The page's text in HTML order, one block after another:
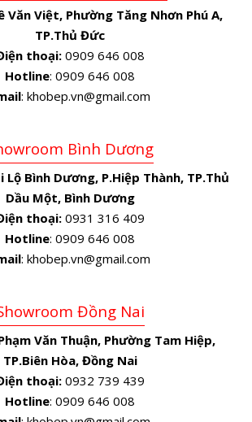
Văn Việt, Phường Tăng Nhơn Phú A,
TP.Thủ Đức
thoại:0909 646 008
Hotline: 0909 646 008
: khobep.vn@gmail.com
Bình Dương
Lộ Bình Dương, P.Hiệp Thành, TP.Thủ
Dầu Một, Bình Dương
thoại:0931 316 409
Hotline: 0909 646 008
: khobep.vn@gmail.com
Đồng Nai
Văn Thuận, Phường Tam Hiệp,
TP.Biên Hòa, Đồng Nai
thoại:0932 739 439
Hotline: 0909 646 008